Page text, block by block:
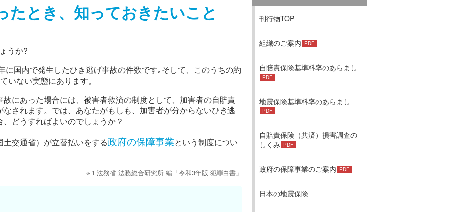
たとき、知っておきたいこと
うか?
に国内で発生したひき逃げ事故の件数です｡そして、このうちの約
いない実態にあります。
にあった場合には、被害者救済の制度として、加害者の自賠責
されます。では、あなたがもしも、加害者が分からないひき逃
どうすればよいのでしょうか？
交通省）が立替払いをする政府の保障事業という制度につい
※１法務省 法務総合研究所 編「令和3年版 犯罪白書」
刊行物TOP
組織のご案内
自賠責保険基準料率のあらまし
地震保険基準料率のあらまし
自賠責保険（共済）損害調査の
しくみ
政府の保障事業のご案内
日本の地震保険